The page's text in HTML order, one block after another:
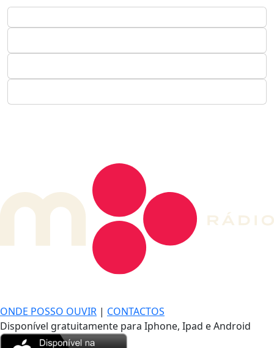
ONDE POSSO OUVIR | CONTACTOS
Disponível gratuitamente para Iphone, Ipad e Android